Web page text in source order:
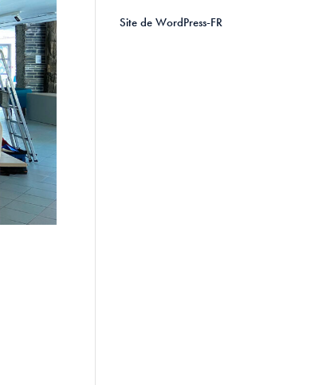
Site de WordPress-FR